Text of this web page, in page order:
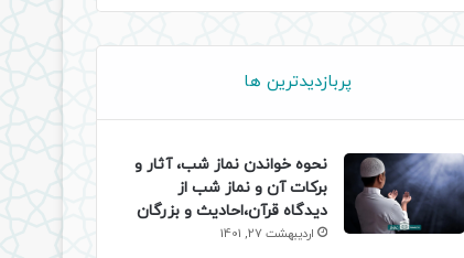
پربازدیدترین ها
نحوه خواندن نماز شب، آثار و
برکات آن و نماز شب از
دیدگاه قرآن،احادیث و بزرگان
اردیبهشت 27, 1401